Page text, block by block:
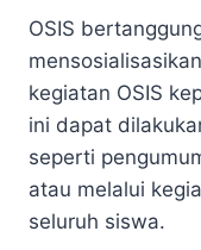
OSIS
kegiatan OSIS
ini dapat
seperti
atau melalui
seluruh siswa.